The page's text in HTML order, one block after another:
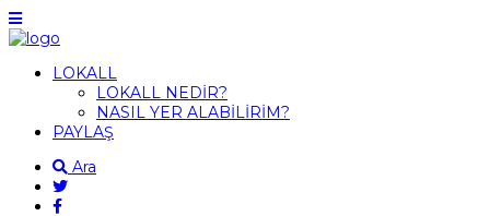
LOKALL
LOKALL NEDİR?
NASIL YER ALABİLİRİM?
PAYLAŞ
Ara